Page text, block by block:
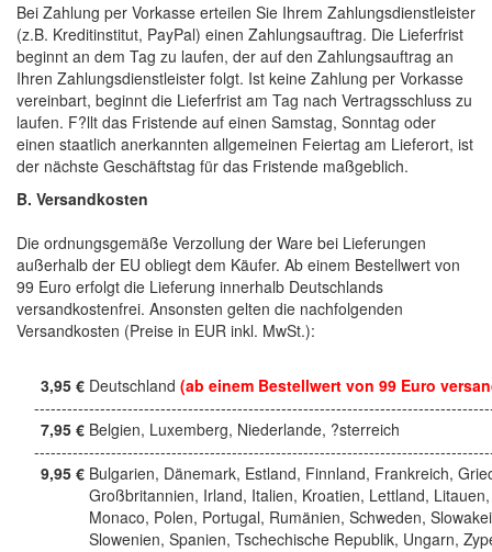
Bei Zahlung per Vorkasse erteilen Sie Ihrem Zahlungsdienstleister
(z.B. Kreditinstitut, PayPal) einen Zahlungsauftrag. Die Lieferfrist
beginnt an dem Tag zu laufen, der auf den Zahlungsauftrag an
Ihren Zahlungsdienstleister folgt. Ist keine Zahlung per Vorkasse
vereinbart, beginnt die Lieferfrist am Tag nach Vertragsschluss zu
laufen. F?llt das Fristende auf einen Samstag, Sonntag oder
einen staatlich anerkannten allgemeinen Feiertag am Lieferort, ist
der nächste Geschäftstag für das Fristende maßgeblich.
B. Versandkosten
Die ordnungsgemäße Verzollung der Ware bei Lieferungen
außerhalb der EU obliegt dem Käufer. Ab einem Bestellwert von
99 Euro erfolgt die Lieferung innerhalb Deutschlands
versandkostenfrei. Ansonsten gelten die nachfolgenden
Versandkosten (Preise in EUR inkl. MwSt.):
3,95 € Deutschland (ab einem Bestellwert von 99 Euro
7,95 € Belgien, Luxemberg, Niederlande, ?sterreich
9,95 € Bulgarien, Dänemark, Estland, Finnland, Frankreich,
Großbritannien, Irland, Italien, Kroatien, Lettland, Litauen,
Monaco, Polen, Portugal, Rumänien, Schweden,
Slowenien, Spanien, Tschechische Republik, Ungarn,